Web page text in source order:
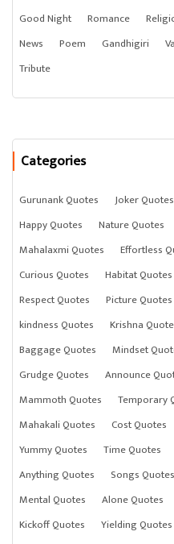
Good Night
Romance
News
Poem Gandhigiri
Tribute
Categories
Gurunank Quotes Joker Quotes
Happy Quotes
Nature Quotes
Mahalaxmi Quotes
Effortless
Curious Quotes
Habitat Quotes
Respect Quotes
Picture Quotes
kindness Quotes
Krishna
Baggage Quotes
Mindset
Grudge Quotes
Announce
Mammoth Quotes
Temporary
Mahakali Quotes
Cost Quotes
Yummy Quotes
Time Quotes
Anything Quotes
Songs Quotes
Mental Quotes
Alone Quotes
Kickoff Quotes
Yielding Quotes